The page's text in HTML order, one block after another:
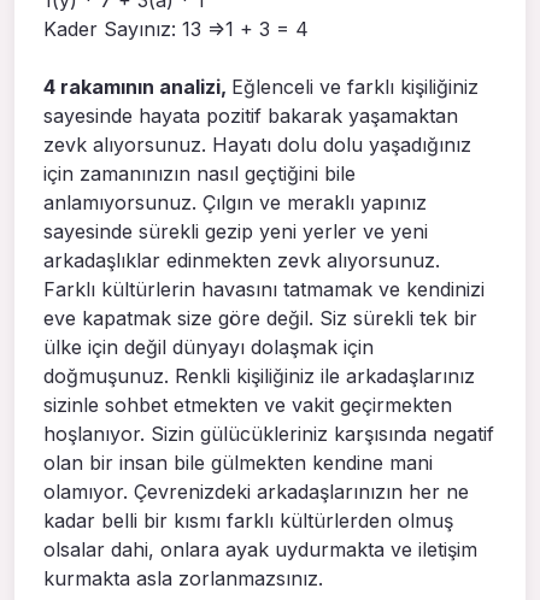
Kader Sayınız: 13 =>1 + 3 = 4
4 rakamının analizi, Eğlenceli ve farklı kişiliğiniz
sayesinde hayata pozitif bakarak yaşamaktan
zevk alıyorsunuz. Hayatı dolu dolu yaşadığınız
için zamanınızın nasıl geçtiğini bile
anlamıyorsunuz. Çılgın ve meraklı yapınız
sayesinde sürekli gezip yeni yerler ve yeni
arkadaşlıklar edinmekten zevk alıyorsunuz.
Farklı kültürlerin havasını tatmamak ve kendinizi
eve kapatmak size göre değil. Siz sürekli tek bir
ülke için değil dünyayı dolaşmak için
doğmuşunuz. Renkli kişiliğiniz ile arkadaşlarınız
sizinle sohbet etmekten ve vakit geçirmekten
hoşlanıyor. Sizin gülücükleriniz karşısında negatif
olan bir insan bile gülmekten kendine mani
olamıyor. Çevrenizdeki arkadaşlarınızın her ne
kadar belli bir kısmı farklı kültürlerden olmuş
olsalar dahi, onlara ayak uydurmakta ve iletişim
kurmakta asla zorlanmazsınız.